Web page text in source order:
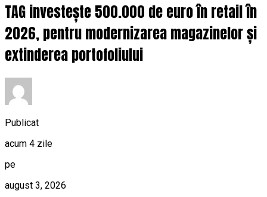
TAG investește 500.000 de euro în retail în
2026, pentru modernizarea magazinelor și
extinderea portofoliului
Publicat
acum 4 zile
pe
august 3, 2026